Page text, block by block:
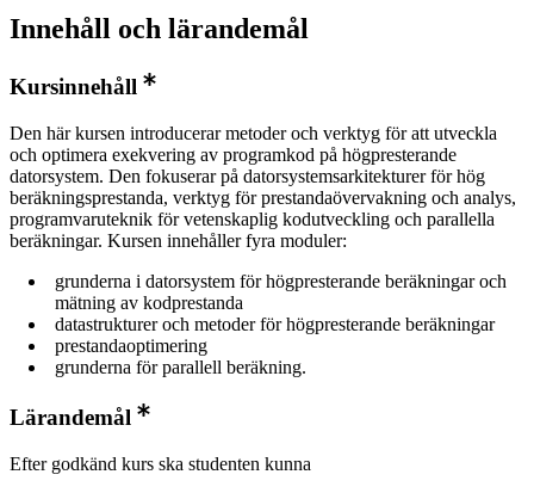
Innehåll och lärandemål
Kursinnehåll
Den här kursen introducerar metoder och verktyg för att utveckla
och optimera exekvering av programkod på högpresterande
datorsystem. Den fokuserar på datorsystemsarkitekturer för hög
beräkningsprestanda, verktyg för prestandaövervakning och analys,
programvaruteknik för vetenskaplig kodutveckling och parallella
beräkningar. Kursen innehåller fyra moduler:
grunderna i datorsystem för högpresterande beräkningar och
mätning av kodprestanda
datastrukturer och metoder för högpresterande beräkningar
prestandaoptimering
grunderna för parallell beräkning.
Lärandemål
Efter godkänd kurs ska studenten kunna